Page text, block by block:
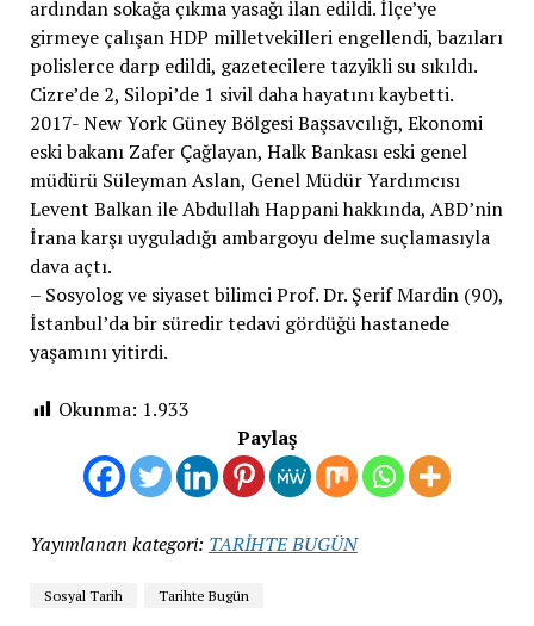
ardından sokağa çıkma yasağı ilan edildi. İlçe’ye
girmeye çalışan HDP milletvekilleri engellendi, bazıları
polislerce darp edildi, gazetecilere tazyikli su sıkıldı.
Cizre’de 2, Silopi’de 1 sivil daha hayatını kaybetti.
2017- New York Güney Bölgesi Başsavcılığı, Ekonomi
eski bakanı Zafer Çağlayan, Halk Bankası eski genel
müdürü Süleyman Aslan, Genel Müdür Yardımcısı
Levent Balkan ile Abdullah Happani hakkında, ABD’nin
İrana karşı uyguladığı ambargoyu delme suçlamasıyla
dava açtı.
– Sosyolog ve siyaset bilimci Prof. Dr. Şerif Mardin (90),
İstanbul’da bir süredir tedavi gördüğü hastanede
yaşamını yitirdi.
Okunma: 1.933
Paylaş
Yayımlanan kategori: TARİHTE BUGÜN
Sosyal Tarih Tarihte Bugün